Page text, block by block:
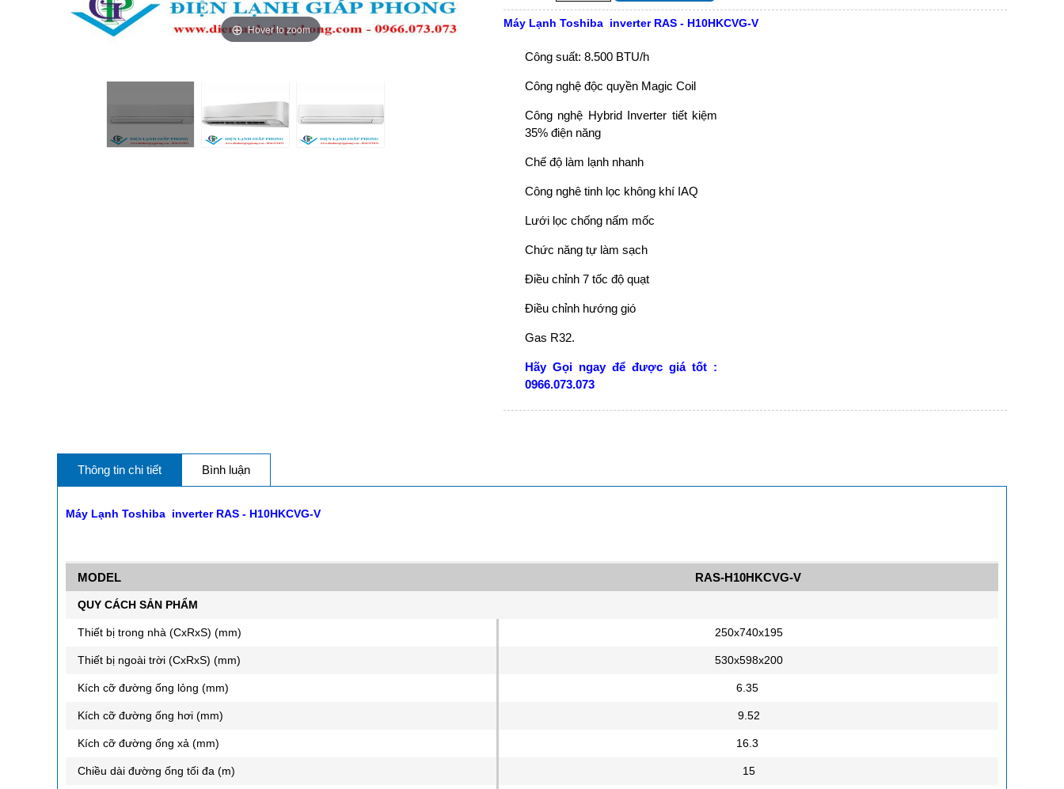
Hover to zoom Máy Lạnh Toshiba inverter RAS - H10HKCVG-V
Công suất: 8.500 BTU/h
Công nghệ độc quyền Magic Coil
Công nghệ Hybrid Inverter tiết kiệm
35% điện năng
Chế độ làm lạnh nhanh
Công nghê tinh lọc không khí IAQ
Lưới lọc chống nấm mốc
Chức năng tự làm sạch
Điều chỉnh 7 tốc độ quạt
Điều chỉnh hướng gió
Gas R32.
Hãy Gọi ngay để được giá tốt :
0966.073.073
Thông tin chi tiết Bình luận
Máy Lạnh Toshiba inverter RAS - H10HKCVG-V
MODEL RAS-H10HKCVG-V
QUY CÁCH SẢN PHẨM
Thiết bị trong nhà (CxRxS) (mm) 250x740x195
Thiết bị ngoài trời (CxRxS) (mm) 530x598x200
Kích cỡ đường ống lỏng (mm) 6.35
Kích cỡ đường ống hơi (mm) 9.52
Kích cỡ đường ống xả (mm) 16.3
Chiều dài đường ống tối đa (m) 15